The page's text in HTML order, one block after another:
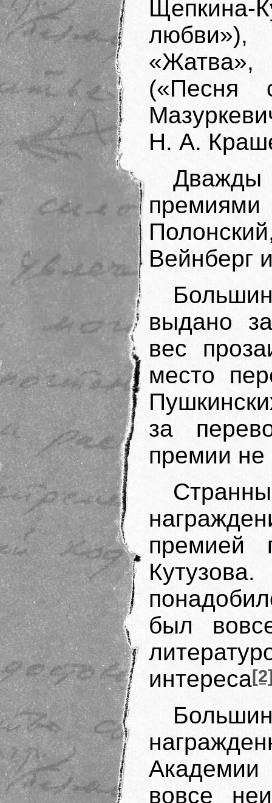
(«Песня
Н. А.
Дважды
Вейнберг
выдано
вес
место
за
премии не
премией
был
интереса
вовсе